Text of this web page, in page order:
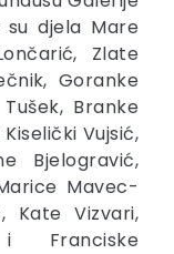
su djela Mare
Zlate
Goranke
Branke
Vujsić,
Bjelogravić,
Mavec-
Kate Vizvari,
i Franciske